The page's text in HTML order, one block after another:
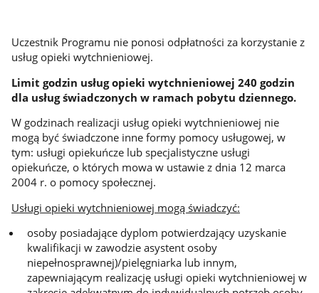
Uczestnik Programu nie ponosi odpłatności za korzystanie z
usług opieki wytchnieniowej.
Limit godzin usług opieki wytchnieniowej 240 godzin
dla usług świadczonych w ramach pobytu dziennego.
W godzinach realizacji usług opieki wytchnieniowej nie
mogą być świadczone inne formy pomocy usługowej, w
tym: usługi opiekuńcze lub specjalistyczne usługi
opiekuńcze, o których mowa w ustawie z dnia 12 marca
2004 r. o pomocy społecznej.
Usługi opieki wytchnieniowej mogą świadczyć:
osoby posiadające dyplom potwierdzający uzyskanie
kwalifikacji w zawodzie asystent osoby
niepełnosprawnej)/pielęgniarka lub innym,
zapewniającym realizację usługi opieki wytchnieniowej w